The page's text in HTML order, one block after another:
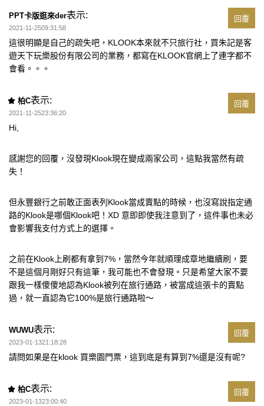
PPT卡版逛來der表示:
2021-11-2509:31:58
這很明顯是自己的疏失吧，KLOOK本來就不只旅行社，買朱記是客
遊天下玩樂股份有限公司的業務，都寫在KLOOK官網上了連字都不
會看。。。
回覆
柏C表示:
2021-11-2523:36:20
Hi,
感謝您的回覆，沒發現Klook現在變成兩家公司，這點我當然有疏
失！
但永豐銀行之前敢正面表列Klook當成賣點的時候，也沒寫說指定通
路的Klook是哪個Klook吧！XD 意即即使我注意到了，這件事也未必
會影響我支付方式上的選擇。
之前在Klook上刷都有拿到7%，當然今年就順理成章地繼續刷，要
不是這個月剛好只有這筆，我可能也不會發現。只是希望大家不要
跟我一樣傻傻地認為Klook被列在旅行通路，被當成這張卡的賣點
過，就一直認為它100%是旅行通路啦～
回覆
WUWU表示:
2023-01-1321:18:28
請問如果是在klook 買樂園門票，這到底是有算到7%還是沒有呢?
回覆
柏C表示:
2023-01-1323:00:40
回覆